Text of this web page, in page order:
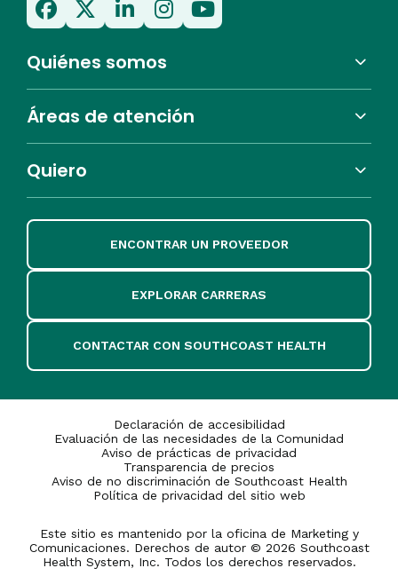
Quiénes somos
Áreas de atención
Quiero
ENCONTRAR UN PROVEEDOR
EXPLORAR CARRERAS
CONTACTAR CON SOUTHCOAST HEALTH
Declaración de accesibilidad
Evaluación de las necesidades de la Comunidad
Aviso de prácticas de privacidad
Transparencia de precios
Aviso de no discriminación de Southcoast Health
Política de privacidad del sitio web
Este sitio es mantenido por la oficina de Marketing y
Comunicaciones. Derechos de autor © 2026 Southcoast
Health System, Inc. Todos los derechos reservados.